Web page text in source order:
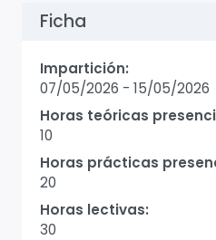
Ficha
Impartición:
07/05/2026 - 15/05/2026
Horas teóricas
10
Horas prácticas
20
Horas lectivas:
30